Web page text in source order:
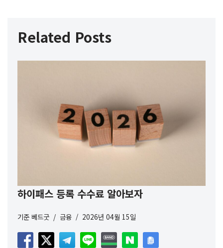
Related Posts
하이패스 등록 수수료 알아보자
기준 베드굿 금융 2026년 04월 15일